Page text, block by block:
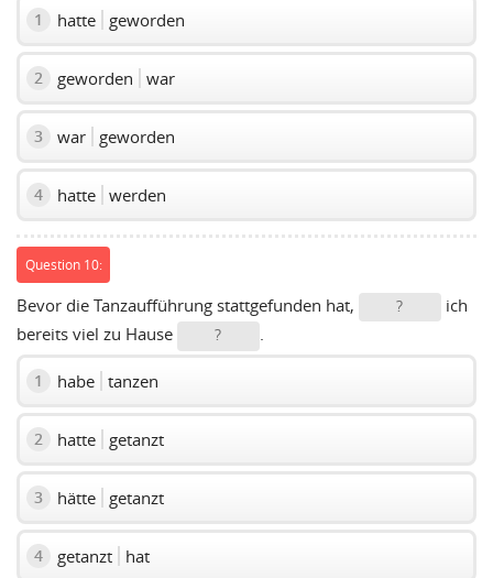
1 hatte geworden
2 geworden war
3 war geworden
4 hatte werden
Question 10:
Bevor die Tanzaufführung stattgefunden hat, ?
ich
bereits viel zu Hause
? .
1 habe tanzen
2 hatte getanzt
3 hätte getanzt
4 getanzt hat